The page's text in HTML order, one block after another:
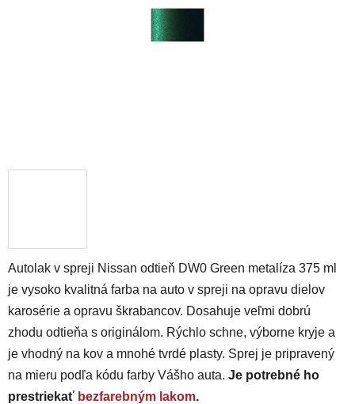
Autolak v spreji Nissan odtieň DW0 Green metalíza 375 ml
je vysoko kvalitná farba na auto v spreji na opravu dielov
karosérie a opravu škrabancov. Dosahuje veľmi dobrú
zhodu odtieňa s originálom. Rýchlo schne, výborne kryje a
je vhodný na kov a mnohé tvrdé plasty. Sprej je pripravený
na mieru podľa kódu farby Vášho auta. Je potrebné ho
prestriekať bezfarebným lakom.